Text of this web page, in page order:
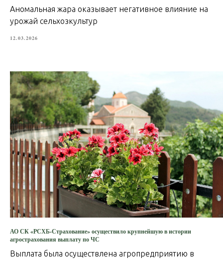
Аномальная жара оказывает негативное влияние на
урожай сельхозкультур
12.03.2026
АО СК «РСХБ-Страхование» осуществило крупнейшую в истории
агрострахования выплату по ЧС
Выплата была осуществлена агропредприятию в